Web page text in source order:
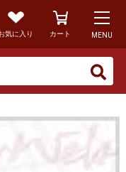
気に入り カート MENU